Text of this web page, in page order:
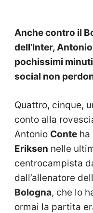
Anche contro il
dell’Inter,
pochissimi
social non
Quattro, cinque,
conto alla
Antonio Conte ha
Eriksen nelle
centrocampista
dall’allenatore
Bologna, che lo
ormai la partita